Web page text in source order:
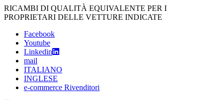
Skip
to
RICAMBI DI QUALITÀ EQUIVALENTE PER I
PROPRIETARI DELLE VETTURE INDICATE
Facebook
Youtube
Linkedin
mail
ITALIANO
INGLESE
e-commerce Rivenditori